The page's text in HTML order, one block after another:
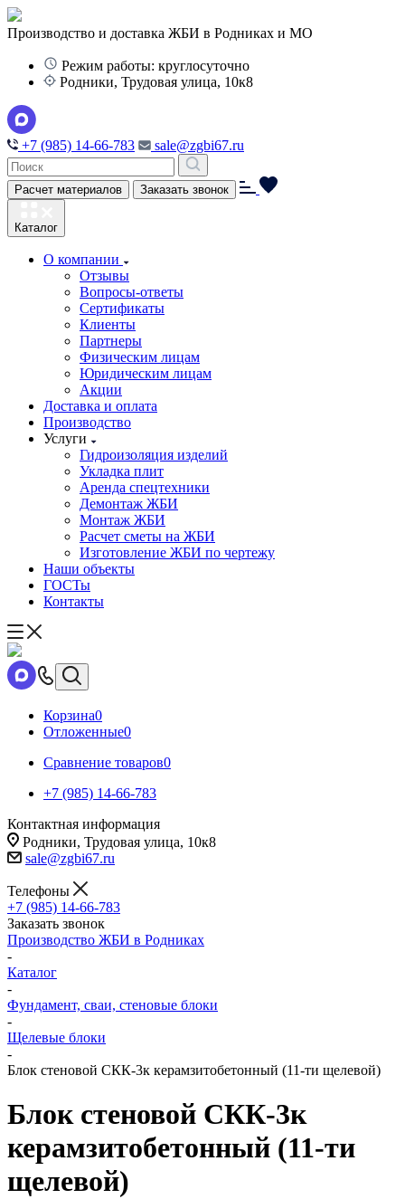
Производство и доставка ЖБИ в Родниках и МО
Режим работы: круглосуточно
Родники, Трудовая улица, 10к8
+7 (985) 14-66-783 sale@zgbi67.ru
Расчет материалов Заказать звонок
Каталог
О компании
Отзывы
Вопросы-ответы
Сертификаты
Клиенты
Партнеры
Физическим лицам
Юридическим лицам
Акции
Доставка и оплата
Производство
Услуги
Гидроизоляция изделий
Укладка плит
Аренда спецтехники
Демонтаж ЖБИ
Монтаж ЖБИ
Расчет сметы на ЖБИ
Изготовление ЖБИ по чертежу
Наши объекты
ГОСТы
Контакты
Корзина0
Отложенные0
Сравнение товаров0
+7 (985) 14-66-783
Контактная информация
Родники, Трудовая улица, 10к8
sale@zgbi67.ru
Телефоны
+7 (985) 14-66-783
Заказать звонок
Производство ЖБИ в Родниках
-
Каталог
-
Фундамент, сваи, стеновые блоки
-
Щелевые блоки
-
Блок стеновой СКК-3к керамзитобетонный (11-ти щелевой)
Блок стеновой СКК-3к
керамзитобетонный (11-ти
щелевой)